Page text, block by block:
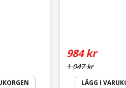
1 047 kr
984 kr
LÄGG I